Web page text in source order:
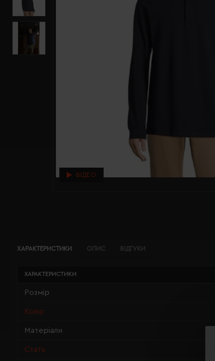
ВІДЕО
ХАРАКТЕРИСТИКИ ОПИС ВІДГУКИ
ХАРАКТЕРИСТИКИ
Розмір
Колір
Матеріали
Стать